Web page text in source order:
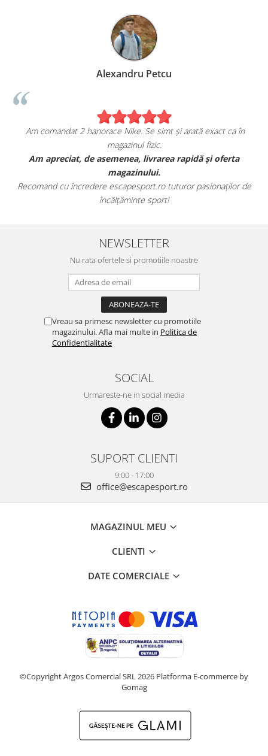
Alexandru Petcu
Am comandat 2 hanorace Nike. Se simt și arată exact ca în
magazinul fizic.
Am apreciat, de asemenea, livrarea rapidă și oferta
magazinului.
Recomand cu încredere escapesport.ro tuturor pasionaților de
încălțăminte sport!
NEWSLETTER
Nu rata ofertele si promotiile noastre
Vreau sa primesc newsletter cu promotiile
magazinului. Afla mai multe in Politica de
Confidentialitate
SOCIAL
Urmareste-ne in social media
SUPORT CLIENTI
9:00 - 17:00
office@escapesport.ro
MAGAZINUL MEU
CLIENTI
DATE COMERCIALE
©Copyright Argos Comercial SRL 2026 Platforma E-commerce by
Gomag